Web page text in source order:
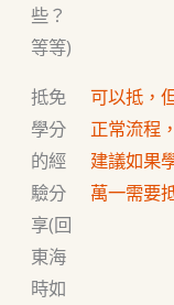
些？
等等)
抵免
學分
的經
驗分
享(回
東海
時如
可以抵，
正常流程
建議如果
萬一需要